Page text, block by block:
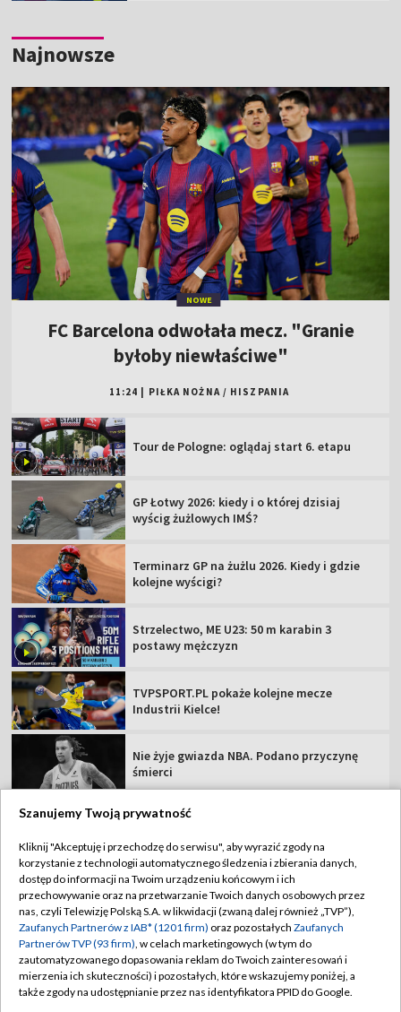
Najnowsze
NOWE
FC Barcelona odwołała mecz. "Granie
byłoby niewłaściwe"
11:24 | PIŁKA NOŻNA / HISZPANIA
Tour de Pologne: oglądaj start 6. etapu
GP Łotwy 2026: kiedy i o której dzisiaj
wyścig żużlowych IMŚ?
Terminarz GP na żużlu 2026. Kiedy i gdzie
kolejne wyścigi?
Strzelectwo, ME U23: 50 m karabin 3
postawy mężczyzn
TVPSPORT.PL pokaże kolejne mecze
Industrii Kielce!
Nie żyje gwiazda NBA. Podano przyczynę
śmierci
TVP
Abonament TVP
Sklep TVP
Biuro Reklamy
Oferta Handlowa
Regulamin TVP
Polityka prywatności
Moje zgody
Biuro reklamy
Szanujemy Twoją prywatność
Kliknij "Akceptuję i przechodzę do serwisu", aby wyrazić zgody na
korzystanie z technologii automatycznego śledzenia i zbierania danych,
dostęp do informacji na Twoim urządzeniu końcowym i ich
przechowywanie oraz na przetwarzanie Twoich danych osobowych przez
nas, czyli Telewizję Polską S.A. w likwidacji (zwaną dalej również „TVP”),
Zaufanych Partnerów z IAB* (1201 firm) oraz pozostałych Zaufanych
Partnerów TVP (93 firm), w celach marketingowych (w tym do
zautomatyzowanego dopasowania reklam do Twoich zainteresowań i
mierzenia ich skuteczności) i pozostałych, które wskazujemy poniżej, a
także zgody na udostępnianie przez nas identyfikatora PPID do Google.